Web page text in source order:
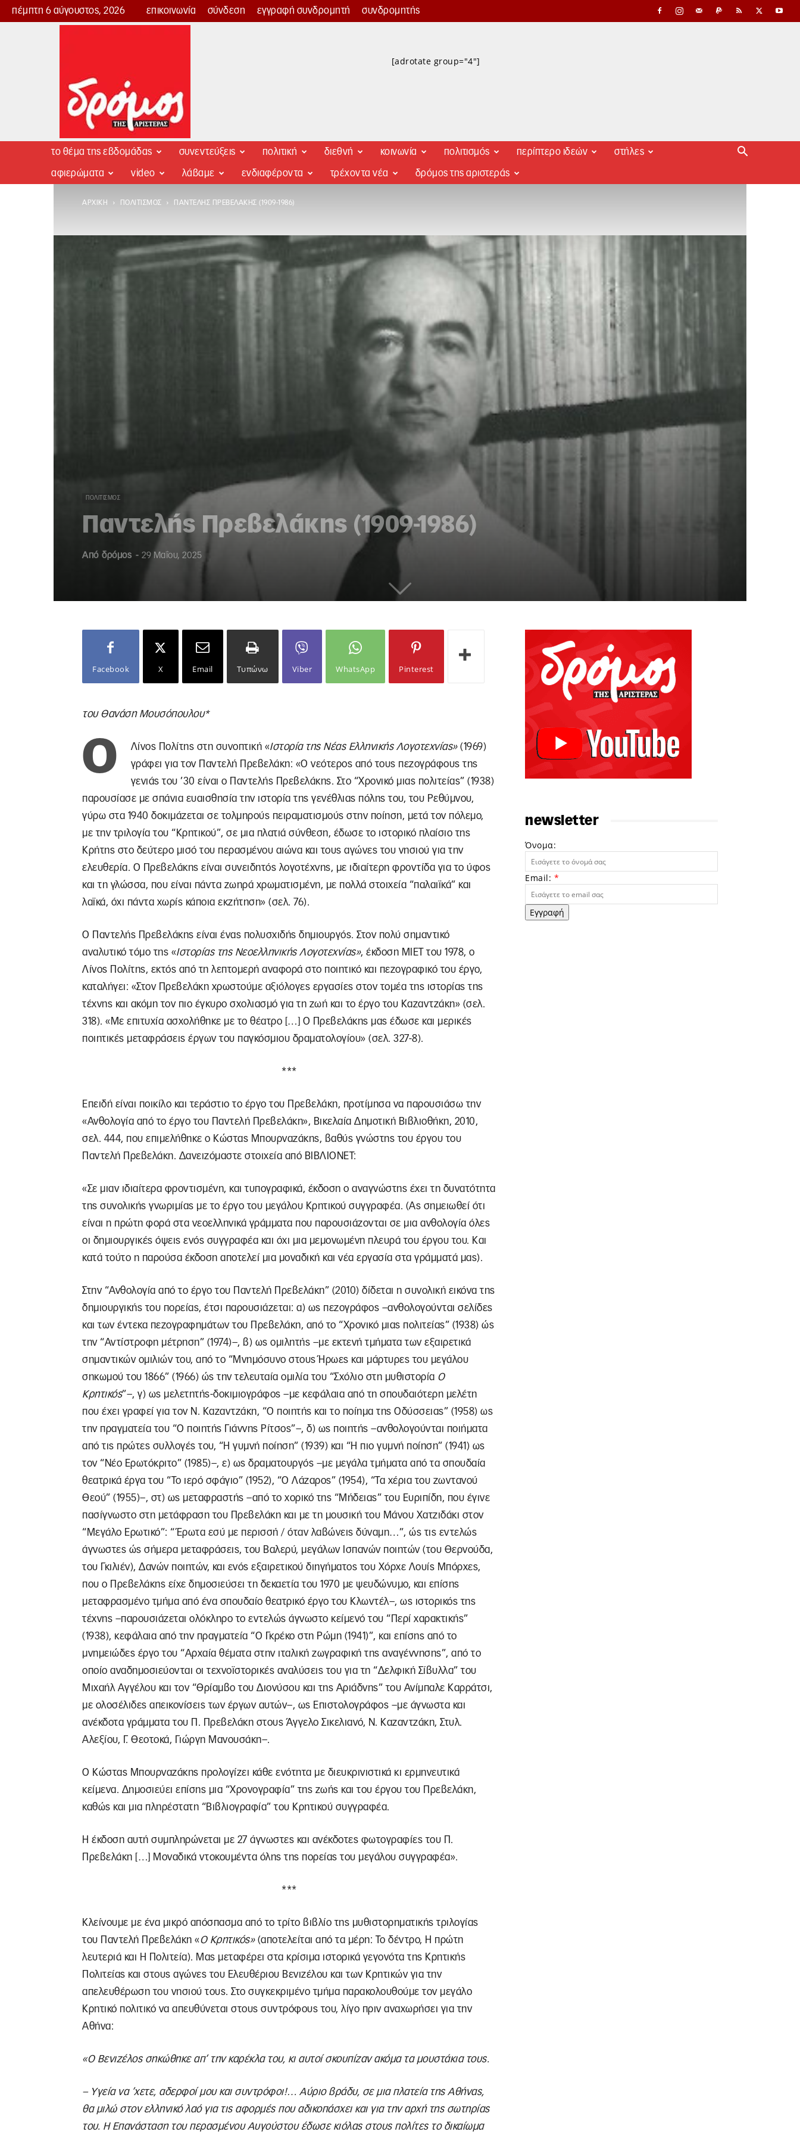
πέμπτη 6 αύγουστος, 2026 επικοινωνία σύνδεση εγγραφή συνδρομητή συνδρομητής
Δρόμος
[adrotate group="4"]
το θέμα της εβδομάδας συνεντεύξεις πολιτική διεθνή κοινωνία πολιτισμός περίπτερο ιδεών στήλες
αφιερώματα video λάβαμε ενδιαφέροντα τρέχοντα νέα δρόμος της αριστεράς
ΑΡΧΙΚΉ ΠΟΛΙΤΙΣΜΌΣ ΠΑΝΤΕΛΉΣ ΠΡΕΒΕΛΆΚΗΣ (1909-1986)
ΠΟΛΙΤΙΣΜΌΣ
Παντελής Πρεβελάκης (1909-1986)
Από δρόμος - 29 Μαΐου, 2025
Facebook X Email Τυπώνω Viber WhatsApp Pinterest
του Θανάση Μουσόπουλου*
Ο Λίνος Πολίτης στη συνοπτική «Ιστορία της Νέας Ελληνικής Λογοτεχνίας»(1969)
γράφει για τον Παντελή Πρεβελάκη: «Ο νεότερος από τους πεζογράφους της
γενιάς του ’30 είναι ο Παντελής Πρεβελάκης. Στο “Χρονικό μιας πολιτείας” (1938)
παρουσίασε με σπάνια ευαισθησία την ιστορία της γενέθλιας πόλης του, του Ρεθύμνου,
γύρω στα 1940 δοκιμάζεται σε τολμηρούς πειραματισμούς στην ποίηση, μετά τον πόλεμο,
με την τριλογία του “Κρητικού”, σε μια πλατιά σύνθεση, έδωσε το ιστορικό πλαίσιο της
Κρήτης στο δεύτερο μισό του περασμένου αιώνα και τους αγώνες του νησιού για την
ελευθερία. Ο Πρεβελάκης είναι συνειδητός λογοτέχνης, με ιδιαίτερη φροντίδα για το ύφος
και τη γλώσσα, που είναι πάντα ζωηρά χρωματισμένη, με πολλά στοιχεία “παλαιϊκά” και
λαϊκά, όχι πάντα χωρίς κάποια εκζήτηση» (σελ. 76).
Ο Παντελής Πρεβελάκης είναι ένας πολυσχιδής δημιουργός. Στον πολύ σημαντικό
αναλυτικό τόμο της «Ιστορίας της Νεοελληνικής Λογοτεχνίας», έκδοση ΜΙΕΤ του 1978, ο
Λίνος Πολίτης, εκτός από τη λεπτομερή αναφορά στο ποιητικό και πεζογραφικό του έργο,
καταλήγει: «Στον Πρεβελάκη χρωστούμε αξιόλογες εργασίες στον τομέα της ιστορίας της
τέχνης και ακόμη τον πιο έγκυρο σχολιασμό για τη ζωή και το έργο του Καζαντζάκη» (σελ.
318). «Με επιτυχία ασχολήθηκε με το θέατρο […] Ο Πρεβελάκης μας έδωσε και μερικές
ποιητικές μεταφράσεις έργων του παγκόσμιου δραματολογίου» (σελ. 327-8).
***
Επειδή είναι ποικίλο και τεράστιο το έργο του Πρεβελάκη, προτίμησα να παρουσιάσω την
«Ανθολογία από το έργο του Παντελή Πρεβελάκη», Βικελαία Δημοτική Βιβλιοθήκη, 2010,
σελ. 444, που επιμελήθηκε ο Κώστας Μπουρναζάκης, βαθύς γνώστης του έργου του
Παντελή Πρεβελάκη. Δανειζόμαστε στοιχεία από ΒΙΒΛΙΟΝΕΤ:
«Σε μιαν ιδιαίτερα φροντισμένη, και τυπογραφικά, έκδοση ο αναγνώστης έχει τη δυνατότητα
της συνολικής γνωριμίας με το έργο του μεγάλου Κρητικού συγγραφέα. (Ας σημειωθεί ότι
είναι η πρώτη φορά στα νεοελληνικά γράμματα που παρουσιάζονται σε μια ανθολογία όλες
οι δημιουργικές όψεις ενός συγγραφέα και όχι μια μεμονωμένη πλευρά του έργου του. Και
κατά τούτο η παρούσα έκδοση αποτελεί μια μοναδική και νέα εργασία στα γράμματά μας).
Στην “Ανθολογία από το έργο του Παντελή Πρεβελάκη” (2010) δίδεται η συνολική εικόνα της
δημιουργικής του πορείας, έτσι παρουσιάζεται: α) ως πεζογράφος –ανθολογούνται σελίδες
και των έντεκα πεζογραφημάτων του Πρεβελάκη, από το “Χρονικό μιας πολιτείας” (1938) ώς
την “Αντίστροφη μέτρηση” (1974)–, β) ως ομιλητής –με εκτενή τμήματα των εξαιρετικά
σημαντικών ομιλιών του, από το “Μνημόσυνο στους Ήρωες και μάρτυρες του μεγάλου
σηκωμού του 1866” (1966) ώς την τελευταία ομιλία του “Σχόλιο στη μυθιστορία O
Κρητικός”–, γ) ως μελετητής-δοκιμιογράφος –με κεφάλαια από τη σπουδαιότερη μελέτη
που έχει γραφεί για τον Ν. Καζαντζάκη, “Ο ποιητής και το ποίημα της Οδύσσειας” (1958) ως
την πραγματεία του “Ο ποιητής Γιάννης Ρίτσος”–, δ) ως ποιητής –ανθολογούνται ποιήματα
από τις πρώτες συλλογές του, “Η γυμνή ποίηση” (1939) και “Η πιο γυμνή ποίηση” (1941) ως
τον “Νέο Ερωτόκριτο” (1985)–, ε) ως δραματουργός –με μεγάλα τμήματα από τα σπουδαία
θεατρικά έργα του “Το ιερό σφάγιο” (1952), “Ο Λάζαρος” (1954), “Τα χέρια του ζωντανού
Θεού” (1955)–, στ) ως μεταφραστής –από το χορικό της “Μήδειας” του Ευριπίδη, που έγινε
πασίγνωστο στη μετάφραση του Πρεβελάκη και με τη μουσική του Μάνου Χατζιδάκι στον
“Μεγάλο Ερωτικό”: “Έρωτα εσύ με περισσή / όταν λαβώνεις δύναμη…”, ώς τις εντελώς
άγνωστες ώς σήμερα μεταφράσεις, του Βαλερύ, μεγάλων Ισπανών ποιητών (του Θερνούδα,
του Γκιλιέν), Δανών ποιητών, και ενός εξαιρετικού διηγήματος του Χόρχε Λουίς Μπόρχες,
που ο Πρεβελάκης είχε δημοσιεύσει τη δεκαετία του 1970 με ψευδώνυμο, και επίσης
μεταφρασμένο τμήμα από ένα σπουδαίο θεατρικό έργο του Κλωντέλ–, ως ιστορικός της
τέχνης –παρουσιάζεται ολόκληρο το εντελώς άγνωστο κείμενό του “Περί χαρακτικής”
(1938), κεφάλαια από την πραγματεία “Ο Γκρέκο στη Ρώμη (1941)”, και επίσης από το
μνημειώδες έργο του “Αρχαία θέματα στην ιταλική ζωγραφική της αναγέννησης”, από το
οποίο αναδημοσιεύονται οι τεχνοϊστορικές αναλύσεις του για τη “Δελφική Σίβυλλα” του
Μιχαήλ Αγγέλου και τον “Θρίαμβο του Διονύσου και της Αριάδνης” του Ανίμπαλε Καρράτσι,
με ολοσέλιδες απεικονίσεις των έργων αυτών–, ως Επιστολογράφος –με άγνωστα και
ανέκδοτα γράμματα του Π. Πρεβελάκη στους Άγγελο Σικελιανό, Ν. Καζαντζάκη, Στυλ.
Αλεξίου, Γ. Θεοτοκά, Γιώργη Μανουσάκη–.
Ο Κώστας Μπουρναζάκης προλογίζει κάθε ενότητα με διευκρινιστικά κι ερμηνευτικά
κείμενα. Δημοσιεύει επίσης μια “Χρονογραφία” της ζωής και του έργου του Πρεβελάκη,
καθώς και μια πληρέστατη “Βιβλιογραφία” του Κρητικού συγγραφέα.
Η έκδοση αυτή συμπληρώνεται με 27 άγνωστες και ανέκδοτες φωτογραφίες του Π.
Πρεβελάκη […] Μοναδικά ντοκουμέντα όλης της πορείας του μεγάλου συγγραφέα».
***
Κλείνουμε με ένα μικρό απόσπασμα από το τρίτο βιβλίο της μυθιστορηματικής τριλογίας
του Παντελή Πρεβελάκη «OΚρητικός» (αποτελείται από τα μέρη: Το δέντρο, Η πρώτη
λευτεριά και Η Πολιτεία). Μας μεταφέρει στα κρίσιμα ιστορικά γεγονότα της Κρητικής
Πολιτείας και στους αγώνες του Ελευθέριου Βενιζέλου και των Κρητικών για την
απελευθέρωση του νησιού τους. Στο συγκεκριμένο τμήμα παρακολουθούμε τον μεγάλο
Kρητικό πολιτικό να απευθύνεται στους συντρόφους του, λίγο πριν αναχωρήσει για την
Αθήνα:
«OΒενιζέλος σηκώθηκε απ’ την καρέκλα του, κι αυτοί σκουπίζαν ακόμα τα μουστάκια τους.
– Yγεία να ’χετε, αδερφοί μου και συντρόφοι!… Αύριο βράδυ, σε μια πλατεία της Αθήνας,
θα μιλώ στον ελληνικό λαό για τις αφορμές που αδικοπάσχει και για την αρχή της σωτηρίας
του. Η Επανάσταση του περασμένου Αυγούστου έδωσε κιόλας στους πολίτες το δικαίωμα
newsletter
Όνομα:
Email: *
Εγγραφή